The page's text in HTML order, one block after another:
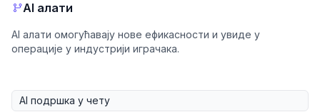
AI алати
AI алати омогућавају нове ефикасности и увиде у
операције у индустрији играчака.
AI подршка у чету